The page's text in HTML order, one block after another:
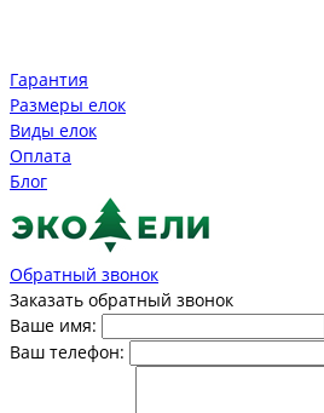
Гарантия
Размеры елок
Виды елок
Оплата
Блог
Обратный звонок
Заказать обратный звонок
Ваше имя:
Ваш телефон: